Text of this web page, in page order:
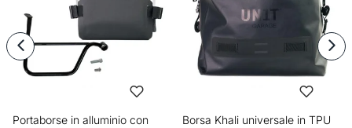
Portaborse in alluminio con
Borsa Khali universale in TPU